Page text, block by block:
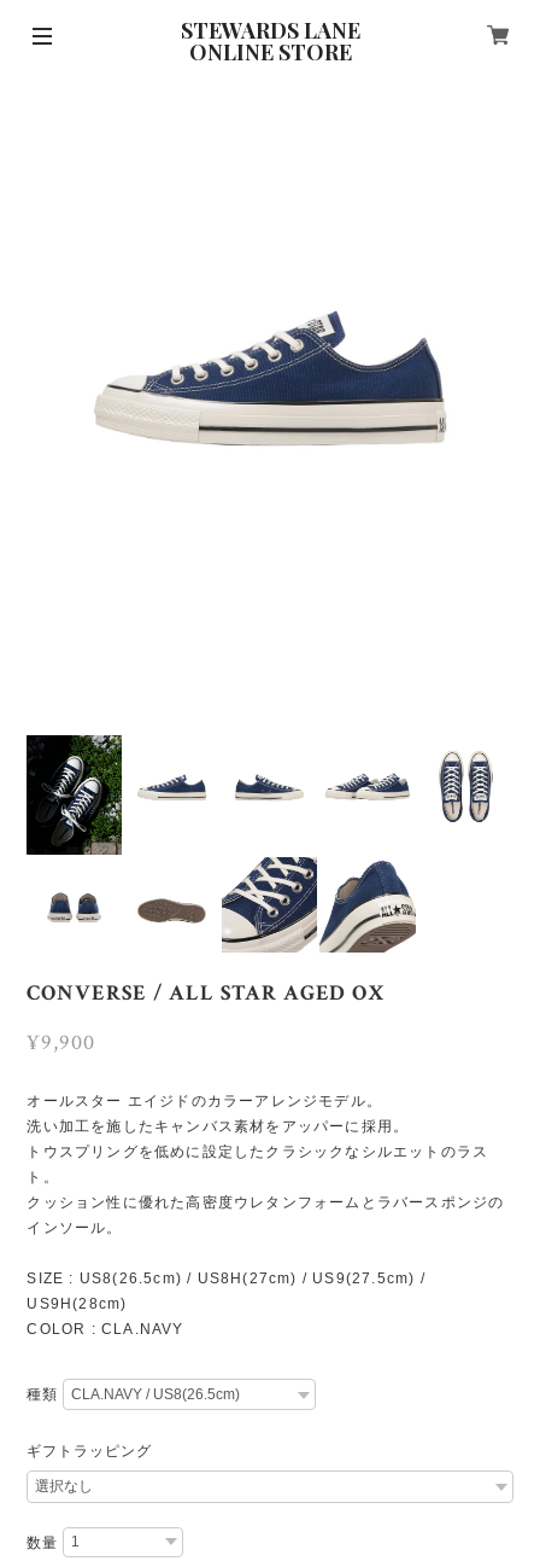
STEWARDS LANE
ONLINE STORE
CONVERSE / ALL STAR AGED OX
¥9,900
オールスター エイジドのカラーアレンジモデル。
洗い加工を施したキャンバス素材をアッパーに採用。
トウスプリングを低めに設定したクラシックなシルエットのラス
ト。
クッション性に優れた高密度ウレタンフォームとラバースポンジの
インソール。
SIZE : US8(26.5cm) / US8H(27cm) / US9(27.5cm) /
US9H(28cm)
COLOR : CLA.NAVY
種類
ギフトラッピング
数量